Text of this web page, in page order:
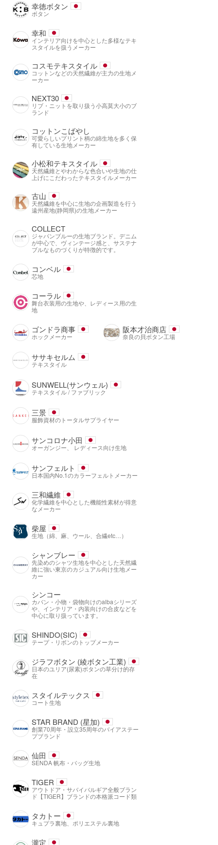
幸徳ボタン
ボタン
幸和
インテリア向けを中心とした多様なテキ
スタイルを扱うメーカー
コスモテキスタイル
コットンなどの天然繊維が主力の生地メ
ーカー
NEXT30
リブ・ニットを取り扱う小高莫大小のブ
ランド
コットンこばやし
可愛らしいプリント柄の綿生地を多く保
有している生地メーカー
小松和テキスタイル
天然繊維とやわからな色合いや生地の仕
上げにこだわったテキスタイルメーカー
古山
天然繊維を中心に生地の企画製造を行う
遠州産地(静岡県)の生地メーカー
COLLECT
ジャパンブルーの生地ブランド。デニム
が中心で、ヴィンテージ感と、サステナ
ブルなものづくりが特徴的です。
コンベル
芯地
コーラル
舞台衣装用の生地や、レディース用の生
地
ゴンドラ商事
ホックメーカー
阪本才治商店
奈良の貝ボタン工場
ササキセルム
テキスタイル
SUNWELL(サンウェル)
テキスタイル / ファブリック
三景
服飾資材のトータルサプライヤー
サンコロナ小田
オーガンジー、 レディース向け生地
サンフェルト
日本国内No.1のカラーフェルトメーカー
三和繊維
化学繊維を中心とした機能性素材が得意
なメーカー
柴屋
生地（綿、麻、ウール、合繊etc…）
シャンブレー
先染めのシャツ生地を中心とした天然繊
維に強い東京のカジュアル向け生地メー
カー
シンコー
カバン・小物・袋物向けのalbaシリーズ
や、インテリア・内装向けの合皮などを
中心に取り扱っています。
SHINDO(SIC)
テープ・リボンのトップメーカー
ジラフボタン (綾ボタン工業)
日本のユリア(尿素)ボタンの草分け的存
在
スタイルテックス
コート生地
STAR BRAND (星加)
創業70周年・設立35周年のバイアステー
プブランド
仙田
SENDA 帆布・バッグ生地
TIGER
アウトドア・サバイバルギア全般ブラン
ド【TIGER】ブランドの本格派コード類
タカトー
キュプラ裏地、ポリエステル裏地
瀧定